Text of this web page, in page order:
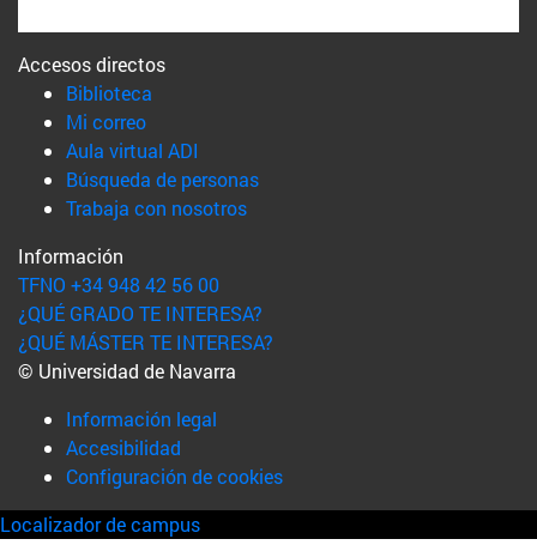
Accesos directos
Biblioteca
Mi correo(abre en nueva ventana)
Aula virtual ADI
Búsqueda de personas(abre en nueva ventana)
Trabaja con nosotros(abre en nueva ventana)
Información
TFNO +34 948 42 56 00
¿QUÉ GRADO TE INTERESA?
¿QUÉ MÁSTER TE INTERESA?
© Universidad de Navarra
Información legal
Accesibilidad
Configuración de cookies
Localizador de campus